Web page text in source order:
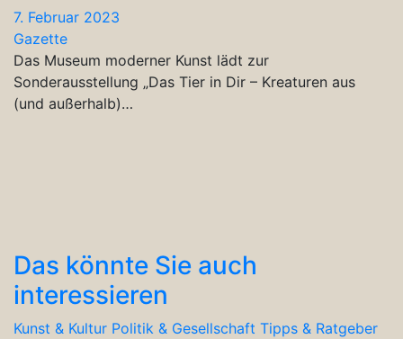
7. Februar 2023
Gazette
Das Museum moderner Kunst lädt zur
Sonderausstellung „Das Tier in Dir – Kreaturen aus
(und außerhalb)…
Das könnte Sie auch
interessieren
Kunst & Kultur Politik & Gesellschaft Tipps & Ratgeber